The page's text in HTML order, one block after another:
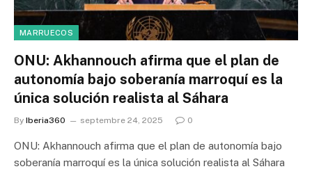
MARRUECOS
ONU: Akhannouch afirma que el plan de
autonomía bajo soberanía marroquí es la
única solución realista al Sáhara
By Iberia360 septembre 24, 2025 0
ONU: Akhannouch afirma que el plan de autonomía bajo
soberanía marroquí es la única solución realista al Sáhara